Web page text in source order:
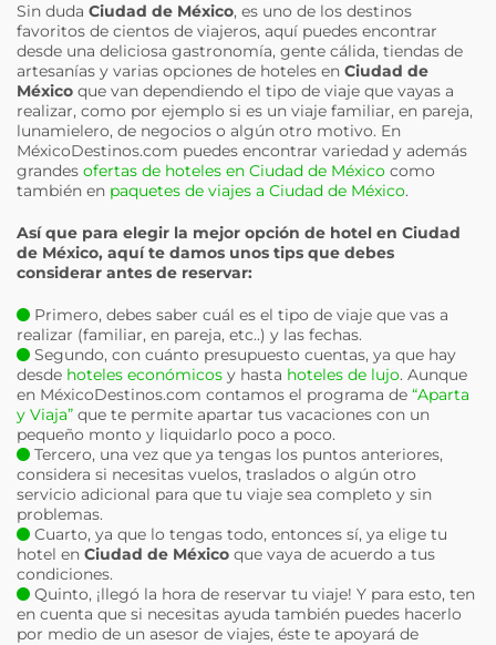
Sin duda Ciudad de México, es uno de los destinos
favoritos de cientos de viajeros, aquí puedes encontrar
desde una deliciosa gastronomía, gente cálida, tiendas de
artesanías y varias opciones de hoteles en Ciudad de
México que van dependiendo el tipo de viaje que vayas a
realizar, como por ejemplo si es un viaje familiar, en pareja,
lunamielero, de negocios o algún otro motivo. En
MéxicoDestinos.com puedes encontrar variedad y además
grandes ofertas de hoteles en Ciudad de México como
también en paquetes de viajes a Ciudad de México.
Así que para elegir la mejor opción de hotel en Ciudad
de México, aquí te damos unos tips que debes
considerar antes de reservar:
Primero, debes saber cuál es el tipo de viaje que vas a
realizar (familiar, en pareja, etc..) y las fechas.
Segundo, con cuánto presupuesto cuentas, ya que hay
desde hoteles económicos y hasta hoteles de lujo. Aunque
en MéxicoDestinos.com contamos el programa de “Aparta
y Viaja” que te permite apartar tus vacaciones con un
pequeño monto y liquidarlo poco a poco.
Tercero, una vez que ya tengas los puntos anteriores,
considera si necesitas vuelos, traslados o algún otro
servicio adicional para que tu viaje sea completo y sin
problemas.
Cuarto, ya que lo tengas todo, entonces sí, ya elige tu
hotel en Ciudad de México que vaya de acuerdo a tus
condiciones.
Quinto, ¡llegó la hora de reservar tu viaje! Y para esto, ten
en cuenta que si necesitas ayuda también puedes hacerlo
por medio de un asesor de viajes, éste te apoyará de